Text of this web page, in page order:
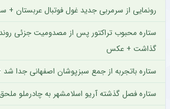
رونمایی از سرمربی جدید غول فوتبال عربستان +
ستاره محبوب تراکتور پس از مصدومیت جزئی
گذاشت + عکس
ستاره باتجربه از جمع سبزپوشان اصفهانی جدا
ستاره فصل گذشته آریو اسلامشهر به چادرملو